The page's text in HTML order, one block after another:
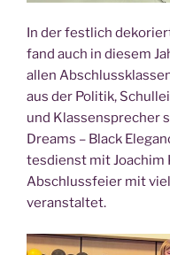
In der fest­lich
fand auch in die­sem
allen
aus der Poli­tik,
und Klas­sen­spre­cher
Dreams – Black
tes­dienst mit Joa­chim
Abschluss­fei­er mit
veranstaltet.